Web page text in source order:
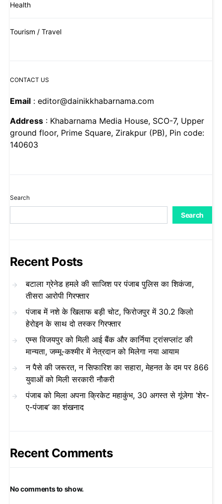
Health
Tourism / Travel
CONTACT US
Email : editor@dainikkhabarnama.com
Address : Khabarnama Media House, SCO-7, Upper
ground floor, Prime Square, Zirakpur (PB), Pin code:
140603
Search
Search
Recent Posts
बटाला ग्रेनेड हमले की साजिश पर पंजाब पुलिस का शिकंजा,
तीसरा आरोपी गिरफ्तार
पंजाब में नशे के खिलाफ बड़ी चोट, फिरोजपुर में 30.2 किलो
हेरोइन के साथ दो तस्कर गिरफ्तार
एम्स विजयपुर को मिली आई बैंक और कार्निया ट्रांसप्लांट की
मान्यता, जम्मू-कश्मीर में नेत्रदान को मिलेगा नया आयाम
न पैसे की जरूरत, न सिफारिश का सहारा, मेहनत के दम पर 866
युवाओं को मिली सरकारी नौकरी
पंजाब को मिला अपना क्रिकेट महाकुंभ, 30 अगस्त से गूंजेगा ‘शेर-
ए-पंजाब’ का शंखनाद
Recent Comments
No comments to show.